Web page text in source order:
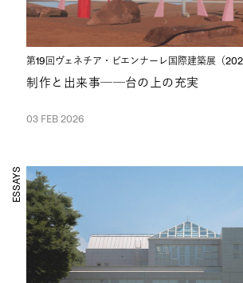
第19回ヴェネチア・ビエンナーレ国際建築展（
制作と出来事──台の上の充実
03 FEB 2026
ESSAYS